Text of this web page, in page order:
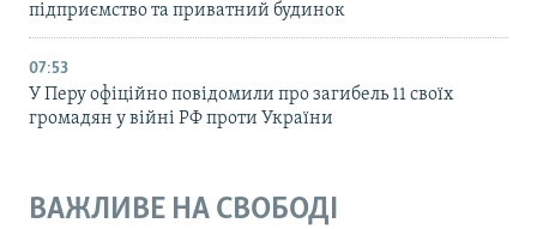
підприємство та приватний будинок
07:53
У Перу офіційно повідомили про загибель 11 своїх
громадян у війні РФ проти України
ВАЖЛИВЕ НА СВОБОДІ